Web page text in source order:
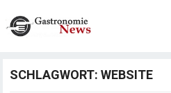
SCHLAGWORT:WEBSITE